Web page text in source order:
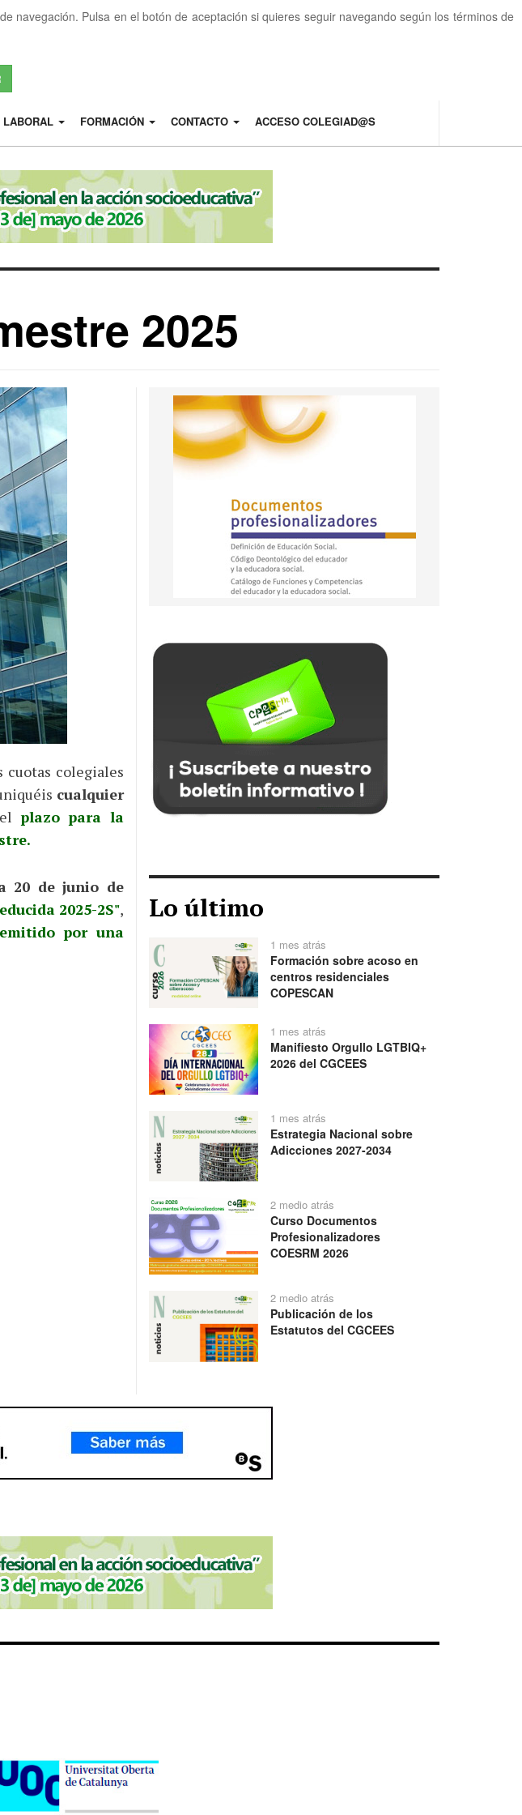
navegación. Pulsa en el botón de aceptación si quieres seguir navegando según los términos de
LABORAL FORMACIÓN CONTACTO ACCESO COLEGIAD@S
2025
cuotas colegiales
cualquier
plazo para la
20 de junio de
2025-2S",
por una
Lo último
1 mes atrás
Formación sobre acoso en
centros residenciales
COPESCAN
1 mes atrás
Manifiesto Orgullo LGTBIQ+
2026 del CGCEES
1 mes atrás
Estrategia Nacional sobre
Adicciones 2027-2034
2 medio atrás
Curso Documentos
Profesionalizadores
COESRM 2026
2 medio atrás
Publicación de los
Estatutos del CGCEES